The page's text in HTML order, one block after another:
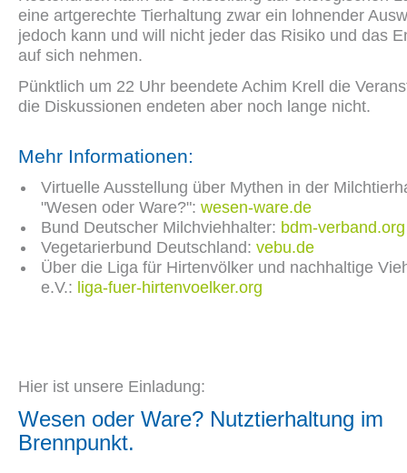
eine artgerechte Tierhaltung zwar ein lohnender
jedoch kann und will nicht jeder das Risiko und das
auf sich nehmen.
Pünktlich um 22 Uhr beendete Achim Krell die
die Diskussionen endeten aber noch lange nicht.
Mehr Informationen:
Virtuelle Ausstellung über Mythen in der
"Wesen oder Ware?": wesen-ware.de
Bund Deutscher Milchviehhalter: bdm-verband.org
Vegetarierbund Deutschland: vebu.de
Über die Liga für Hirtenvölker und nachhaltige
e.V.: liga-fuer-hirtenvoelker.org
Hier ist unsere Einladung:
Wesen oder Ware? Nutztierhaltung im
Brennpunkt.